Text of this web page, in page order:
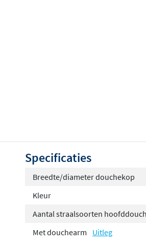
Specificaties
Breedte/diameter douchekop
Kleur
Aantal straalsoorten
Met douchearm
Uitleg